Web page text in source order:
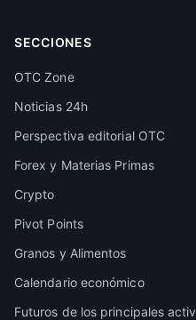
SECCIONES
OTC Zone
Noticias 24h
Perspectiva editorial OTC
Forex y Materias Primas
Crypto
Pivot Points
Granos y Alimentos
Calendario económico
Futuros de los principales